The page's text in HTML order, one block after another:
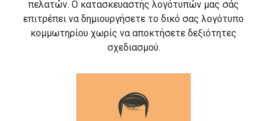
πελατών. Ο κατασκευαστής λογότυπών μας σάς
επιτρέπει να δημιουργήσετε το δικό σας λογότυπο
κομμωτηρίου χωρίς να αποκτήσετε δεξιότητες
σχεδιασμού.